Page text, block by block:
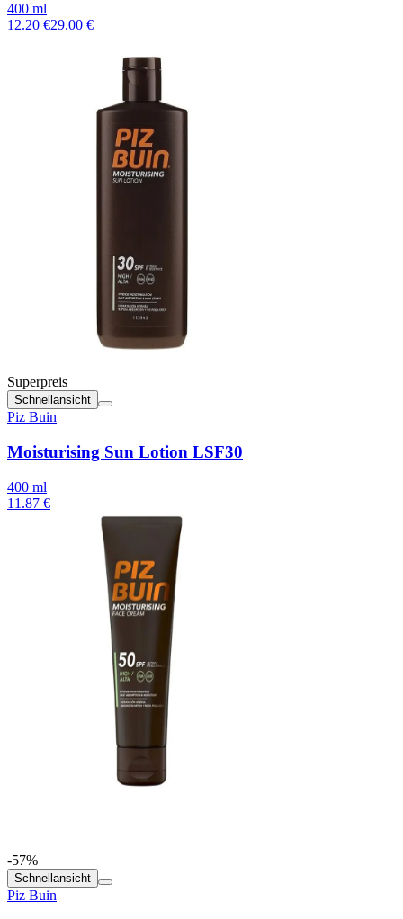
400 ml
12.20 €29.00 €
Superpreis
Schnellansicht
Piz Buin
Moisturising Sun Lotion LSF30
400 ml
11.87 €
-57%
Schnellansicht
Piz Buin